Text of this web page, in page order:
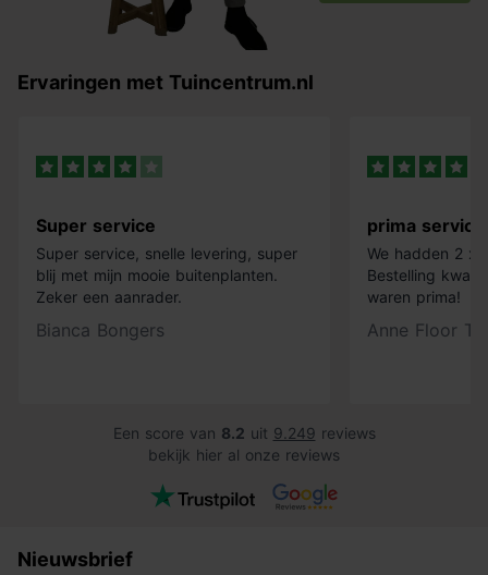
Ervaringen met Tuincentrum.nl
Super service
Super service, snelle levering, super
blij met mijn mooie buitenplanten.
Zeker een aanrader.
Bianca Bongers
prima service
We hadden 2 x
Bestelling
waren prima!
Anne Floor
Een score van 8.2 uit 9.249 reviews
bekijk hier al onze reviews
Nieuwsbrief